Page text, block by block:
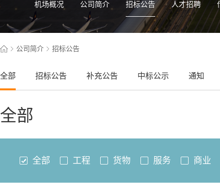
机场概况 公司简介 招标公告 人才招聘
公司简介 招标公告
全部 招标公告 补充公告 中标公示 通知
全部
全部 工程 货物 服务 商业